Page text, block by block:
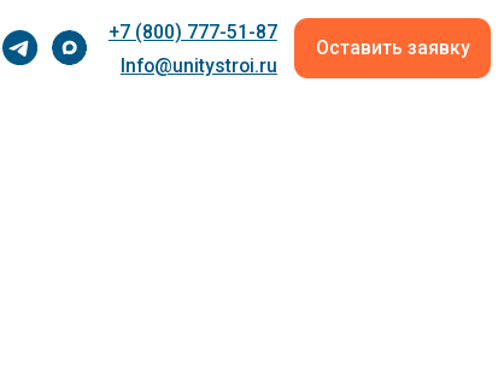
Оставить заявку
777-51-87